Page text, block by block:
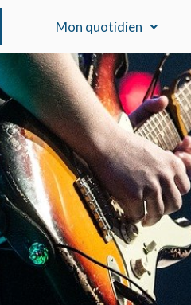
Mon quotidien